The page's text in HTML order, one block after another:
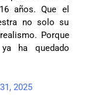
años. Que el
no solo su
Porque
ha quedado
2025